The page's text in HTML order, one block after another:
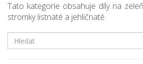
Tato kategorie obsahuje díly na
stromky listnaté a jehličnaté.